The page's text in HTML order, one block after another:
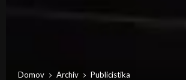
Domov Archív
Publicistika